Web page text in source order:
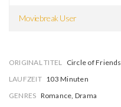
Moviebreak User
ORIGINAL TITEL Circle of Friends
LAUFZEIT 103 Minuten
GENRES Romance, Drama